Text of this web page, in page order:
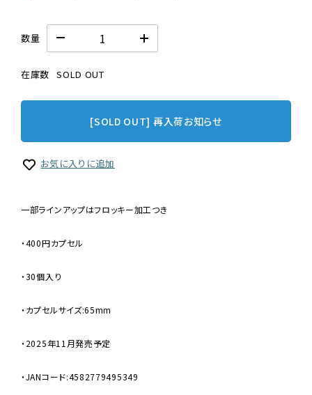
数量
在庫数 SOLD OUT
[SOLD OUT] 再入荷お知らせ
お気に入りに追加
一部ラインアップはフロッキー加工つき
・400円カプセル
・30個入り
・カプセルサイズ:65mm
・2025年11月発売予定
・JANコード:4582779495349